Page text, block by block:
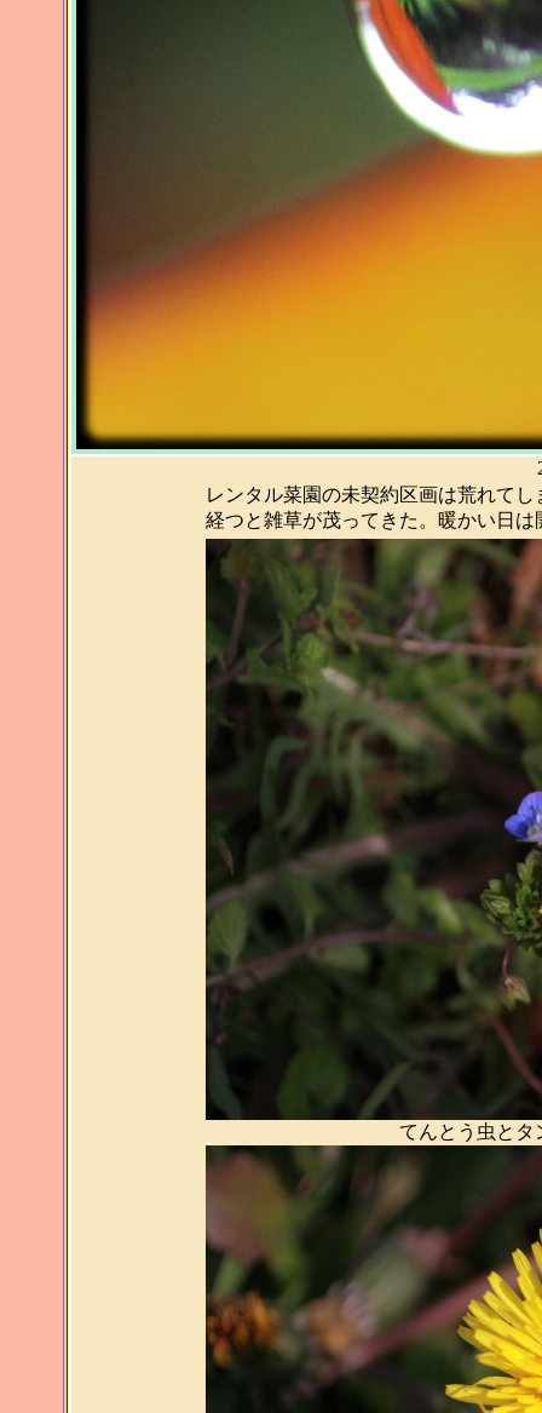
レンタル菜園の未契約区画は荒れて
経つと雑草が茂ってきた。暖かい日
てんとう虫と